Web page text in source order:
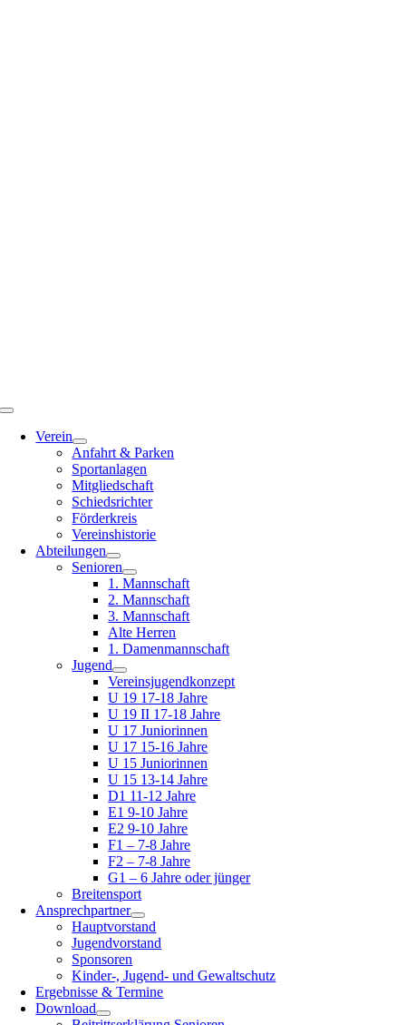
Toggle
NavigationVerein
Anfahrt & Parken
Sportanlagen
Mitgliedschaft
Schiedsrichter
Förderkreis
Vereinshistorie
Abteilungen
Senioren
1. Mannschaft
2. Mannschaft
3. Mannschaft
Alte Herren
1. Damenmannschaft
Jugend
Vereinsjugendkonzept
U 19 17-18 Jahre
U 19 II 17-18 Jahre
U 17 Juniorinnen
U 17 15-16 Jahre
U 15 Juniorinnen
U 15 13-14 Jahre
D1 11-12 Jahre
E1 9-10 Jahre
E2 9-10 Jahre
F1 – 7-8 Jahre
F2 – 7-8 Jahre
G1 – 6 Jahre oder jünger
Breitensport
Ansprechpartner
Hauptvorstand
Jugendvorstand
Sponsoren
Kinder-, Jugend- und Gewaltschutz
Ergebnisse & Termine
Download